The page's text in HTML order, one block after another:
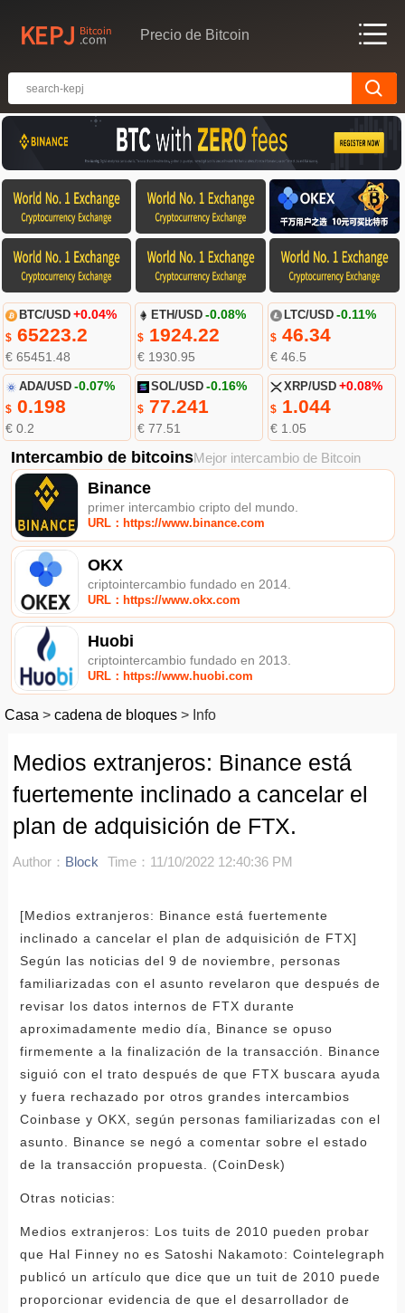
Precio de Bitcoin
BTC/USD +0.04%
$65223.2
€ 65451.48
ETH/USD -0.08%
$ 1924.22
€ 1930.95
LTC/USD -0.11%
$46.34
€ 46.5
ADA/USD -0.07%
$0.198
€ 0.2
SOL/USD -0.16%
$ 77.241
€ 77.51
XRP/USD +0.08%
$1.044
€ 1.05
Intercambio de bitcoinsMejor intercambio de Bitcoin
Binance
primer intercambio cripto del mundo.
URL：https://www.binance.com
OKX
criptointercambio fundado en 2014.
URL：https://www.okx.com
Huobi
criptointercambio fundado en 2013.
URL：https://www.huobi.com
Casa > cadena de bloques > Info
Medios extranjeros: Binance está
fuertemente inclinado a cancelar el
plan de adquisición de FTX.
Author： Block Time：11/10/2022 12:40:36 PM
[Medios extranjeros: Binance está fuertemente
inclinado a cancelar el plan de adquisición de FTX]
Según las noticias del 9 de noviembre, personas
familiarizadas con el asunto revelaron que después de
revisar los datos internos de FTX durante
aproximadamente medio día, Binance se opuso
firmemente a la finalización de la transacción. Binance
siguió con el trato después de que FTX buscara ayuda
y fuera rechazado por otros grandes intercambios
Coinbase y OKX, según personas familiarizadas con el
asunto. Binance se negó a comentar sobre el estado
de la transacción propuesta. (CoinDesk)
Otras noticias:
Medios extranjeros: Los tuits de 2010 pueden probar
que Hal Finney no es Satoshi Nakamoto: Cointelegraph
publicó un artículo que dice que un tuit de 2010 puede
proporcionar evidencia de que el desarrollador de